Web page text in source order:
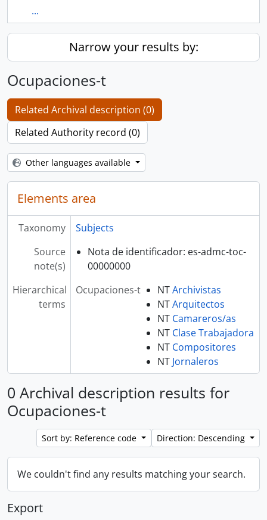
...
Narrow your results by:
Ocupaciones-t
Related Archival description (0)
Related Authority record (0)
Other languages available
Elements area
Taxonomy
Subjects
Source
note(s)
Nota de identificador: es-admc-toc-
00000000
Hierarchical
terms
Ocupaciones-t NTArchivistas
NTArquitectos
NT Camareros/as
NT Clase Trabajadora
NT Compositores
NT Jornaleros
0 Archival description results for
Ocupaciones-t
Sort by: Reference code Direction: Descending
We couldn't find any results matching your search.
Export